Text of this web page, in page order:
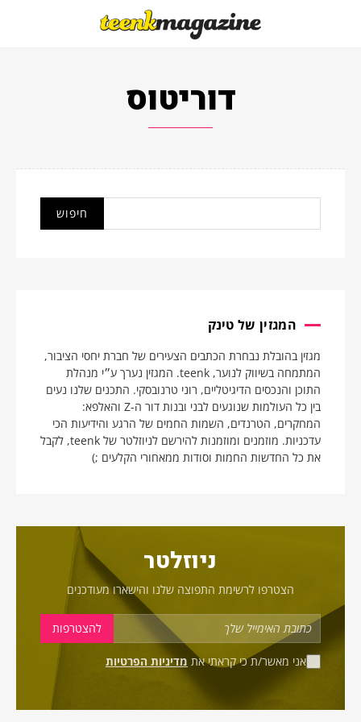
דוריטוס
המגזין של טינק
מגזין בהובלת נבחרת הכתבים הצעירים של חברת יחסי הציבור,
המתמחה בשיווק לנוער, teenk. המגזין נערך ע״י מנהלת
התוכן והנכסים הדיגיטליים, רוני טרנובסקי. התכנים שלנו נעים
בין כל העולמות שנוגעים לבני ובנות דור ה-Z והאלפא:
המחקרים, הטרנדים, השמות החמים של הרגע והידיעות הכי
עדכניות. מוזמנים ומוזמנות להירשם לניוזלטר של teenk, לקבל
את כל החדשות החמות וסודות ממאחורי הקלעים ;)
ניוזלטר
הצטרפו לרשימת התפוצה שלנו והישארו מעודכנים
אני מאשר/ת כי קראתי את מדיניות הפרטיות